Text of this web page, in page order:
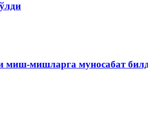
миш-мишларга муносабат